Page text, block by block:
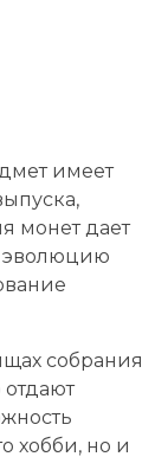
имеет
монет дает
эволюцию
собрания
хобби, но и